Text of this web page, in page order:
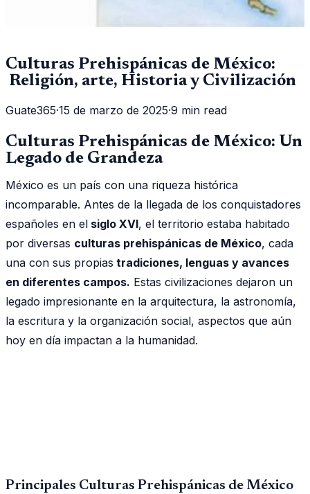
Culturas Prehispánicas de México:
Religión, arte, Historia y Civilización
Guate365·15 de marzo de 2025·9 min read
Culturas Prehispánicas de México: Un
Legado de Grandeza
México es un país con una riqueza histórica
incomparable. Antes de la llegada de los conquistadores
españoles en el siglo XVI, el territorio estaba habitado
por diversas culturas prehispánicas de México, cada
una con sus propias tradiciones, lenguas y avances
en diferentes campos. Estas civilizaciones dejaron un
legado impresionante en la arquitectura, la astronomía,
la escritura y la organización social, aspectos que aún
hoy en día impactan a la humanidad.
Principales Culturas Prehispánicas de México